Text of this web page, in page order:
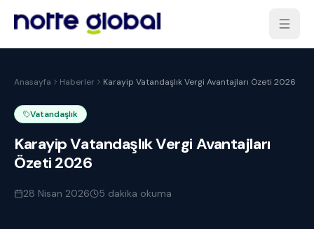
Anasayfa Haberler Karayip Vatandaşlık Vergi Avantajları Özeti 2026
Vatandaşlık
Karayip Vatandaşlık Vergi Avantajları
Özeti 2026
28 Nisan 2026 5 dakika okuma